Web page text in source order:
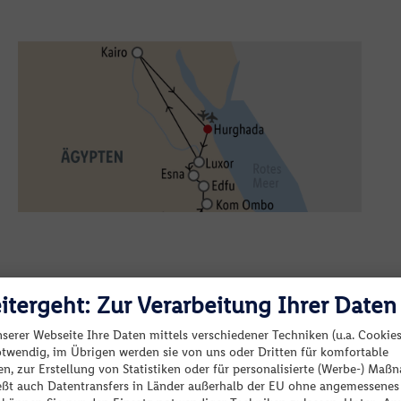
Zur Verarbeitung Ihrer Daten
Webseite Ihre Daten mittels verschiedener Techniken (u.a.
im Übrigen werden sie von uns oder Dritten für komfortable
zur Erstellung von Statistiken oder für personalisierte (Werbe-)
auch Datentransfers in Länder außerhalb der EU ohne
Keine passenden Angebote verfügbar.